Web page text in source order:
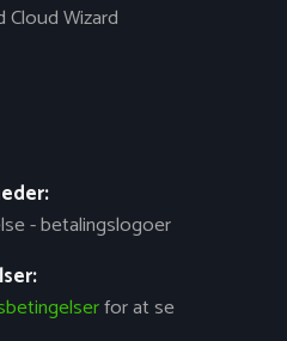
Cloud Wizard
for at se